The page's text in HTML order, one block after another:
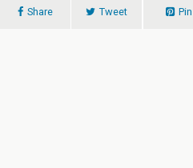
Share Tweet Pin